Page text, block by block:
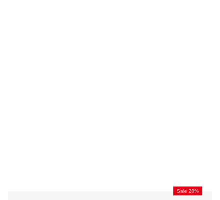
Sale 20%